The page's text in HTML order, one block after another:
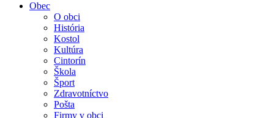
Obec
O obci
História
Kostol
Kultúra
Cintorín
Škola
Šport
Zdravotníctvo
Pošta
Firmy v obci